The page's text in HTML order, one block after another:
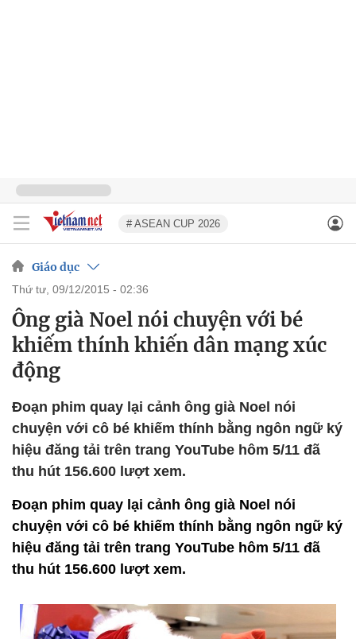
# ASEAN CUP 2026
Giáo dục
thứ tư, 09/12/2015 - 02:36
Ông già Noel nói chuyện với bé
khiếm thính khiến dân mạng xúc
động
Đoạn phim quay lại cảnh ông già Noel nói
chuyện với cô bé khiếm thính bằng ngôn ngữ ký
hiệu đăng tải trên trang YouTube hôm 5/11 đã
thu hút 156.600 lượt xem.
Đoạn phim quay lại cảnh ông già Noel nói
chuyện với cô bé khiếm thính bằng ngôn ngữ ký
hiệu đăng tải trên trang YouTube hôm 5/11 đã
thu hút 156.600 lượt xem.